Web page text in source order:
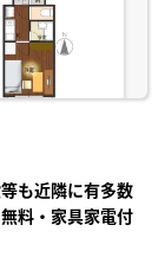
も近隣に有多数
料・家具家電付